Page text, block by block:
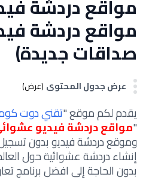
مواقع دردشة
صداقات جديدة)
عرض جدول المحتوى (عرض)
يقدم لكم موقع "تقني دوت
"مواقع دردشة فيديو عشوائي
وموقع دردشة فيديو بدون
إنشاء دردشة عشوائية حول
بدون الحاجة إلى افضل برنامج